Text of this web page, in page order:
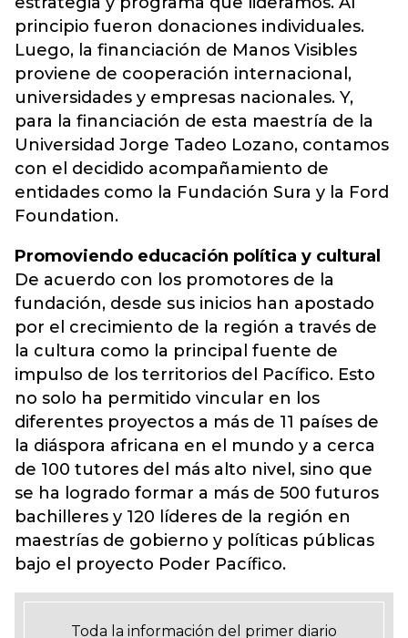
principio fueron donaciones individuales.
Luego, la financiación de Manos Visibles
proviene de cooperación internacional,
universidades y empresas nacionales. Y,
para la financiación de esta maestría de la
Universidad Jorge Tadeo Lozano, contamos
con el decidido acompañamiento de
entidades como la Fundación Sura y la Ford
Foundation.
Promoviendo educación política y cultural
De acuerdo con los promotores de la
fundación, desde sus inicios han apostado
por el crecimiento de la región a través de
la cultura como la principal fuente de
impulso de los territorios del Pacífico. Esto
no solo ha permitido vincular en los
diferentes proyectos a más de 11 países de
la diáspora africana en el mundo y a cerca
de 100 tutores del más alto nivel, sino que
se ha logrado formar a más de 500 futuros
bachilleres y 120 líderes de la región en
maestrías de gobierno y políticas públicas
bajo el proyecto Poder Pacífico.
Toda la información del primer diario